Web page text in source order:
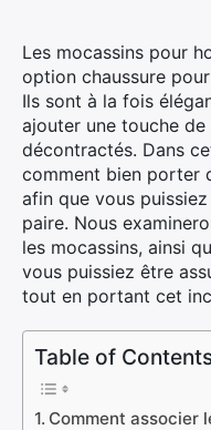
Les mocassins pour
option chaussure
Ils sont à la fois
ajouter une touche
décontractés. Dans
comment bien porter
afin que vous
paire. Nous
les mocassins, ainsi
vous puissiez être
tout en portant cet
Table of
Comment associer